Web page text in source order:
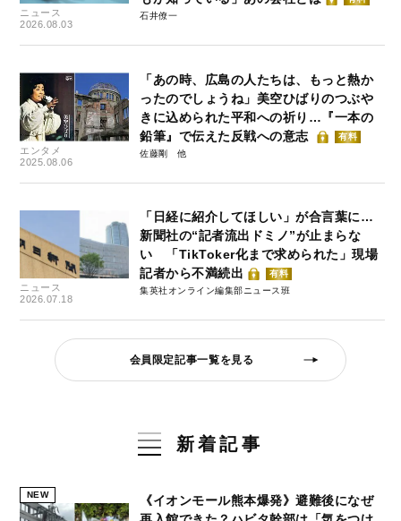
ニュース
2026.08.03
石井僚一
エンタメ
2025.08.06
「あの時、広島の人たちは、もっと熱か
ったのでしょうね」美空ひばりのつぶや
きに込められた平和への祈り…『一本の
鉛筆』で伝えた反戦への意志
有料
佐藤剛
ニュース
2026.07.18
「日経に紹介してほしい」が合言葉に…
新聞社の“記者流出ドミノ”が止まらな
い 「TikToker化まで求められた」現場
記者から不満続出
有料
集英社オンライン編集部ニュース班
会員限定記事一覧を見る
新着記事
NEW
《イオンモール熊本爆発》避難後になぜ